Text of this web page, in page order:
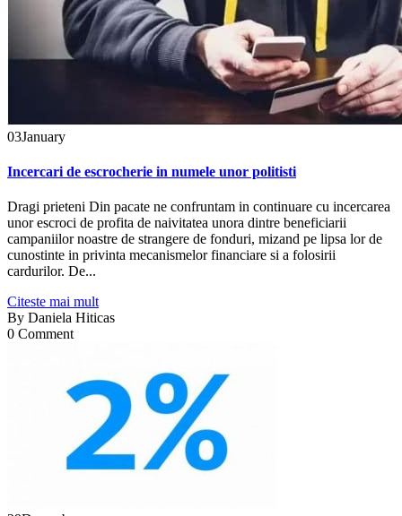
03January
Incercari de escrocherie in numele unor politisti
Dragi prieteni Din pacate ne confruntam in continuare cu incercarea
unor escroci de profita de naivitatea unora dintre beneficiarii
campaniilor noastre de strangere de fonduri, mizand pe lipsa lor de
cunostinte in privinta mecanismelor financiare si a folosirii
cardurilor. De...
Citeste mai mult
By Daniela Hiticas
0 Comment